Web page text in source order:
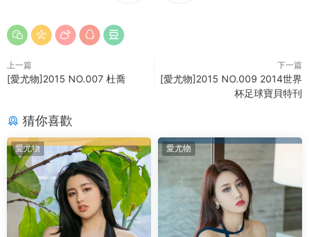
上一篇
[愛尤物]2015 NO.007 杜喬
下一篇
[愛尤物]2015 NO.009 2014世界
杯足球寶貝特刊
猜你喜歡
愛尤物 愛尤物